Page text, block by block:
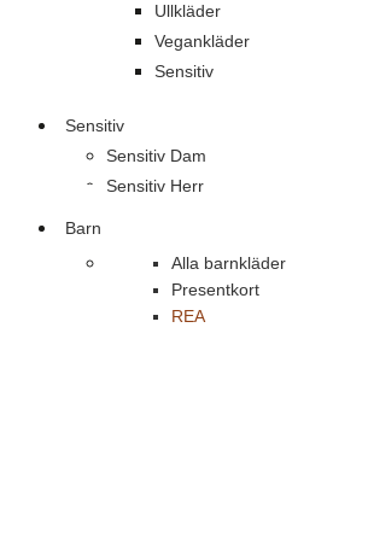
Ullkläder
Vegankläder
Sensitiv
Sensitiv
Sensitiv Dam
Sensitiv Herr
Barn
Alla barnkläder
Presentkort
REA